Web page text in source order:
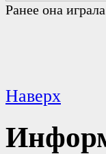
Ранее она
Наверх